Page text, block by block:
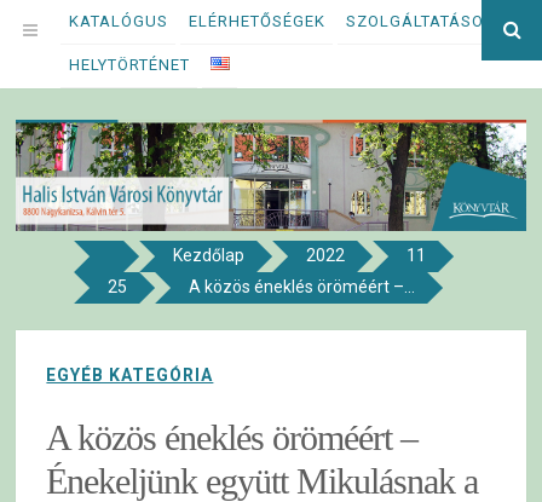
Megszakítás
OPEN
MENU
KATALÓGUS ELÉRHETŐSÉGEK SZOLGÁLTATÁSOK
HELYTÖRTÉNET
Halis István Városi Könyvtár
8800 NAGYKANIZSA, KÁLVIN TÉR 5.
Kezdőlap 2022
11
25
A közös éneklés öröméért –...
EGYÉB KATEGÓRIA
A közös éneklés öröméért –
Énekeljünk együtt Mikulásnak a